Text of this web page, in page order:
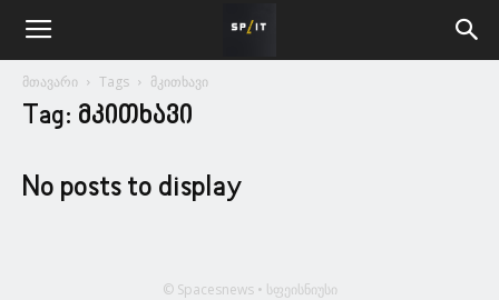
მთავარი Tags მკითხავი
Tag: მკითხავი
No posts to display
© Spacesnews • სფეისნიუსი